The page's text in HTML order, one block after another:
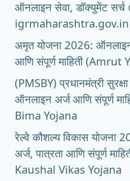
ऑनलाइन सेवा, डॉक्युमेंट सर्च
igrmaharashtra.gov.in
अमृत योजना 2026: ऑनलाइन
आणि संपूर्ण माहिती
(PMSBY) प्रधानमंत्री
ऑनलाइन अर्ज आणि संपूर्ण
Bima Yojana
रेल्वे कौशल्य विकास योजना
अर्ज, पात्रता आणि संपूर्ण
Kaushal Vikas Yojana